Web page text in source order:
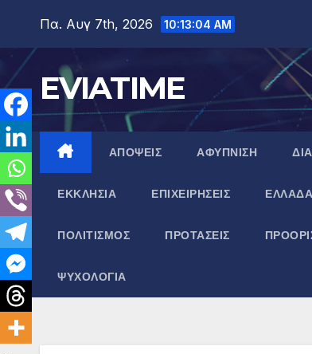
περιεχόμενο
Πα. Αυγ 7th, 2026 10:13:05 AM
EVIATIME
ΑΠΟΨΕΙΣ ΑΦΥΠΝΙΣΗ
ΕΚΚΛΗΣΙΑ ΕΠΙΧΕΙΡΗΣΕΙΣ ΕΛΛΑΔΑ
ΠΟΛΙΤΙΣΜΟΣ ΠΡΟΤΑΣΕΙΣ
ΨΥΧΟΛΟΓΙΑ